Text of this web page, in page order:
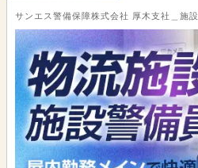
サンエス警備保障株式会社 厚木支社＿施